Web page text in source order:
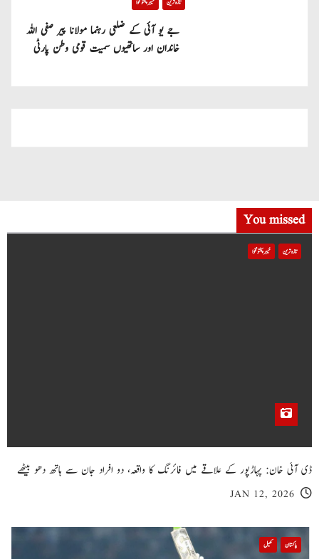
تازہ ترین خیبر پختونخوا
جے یو آئی کے ضلعی رہنما مولانا پیر صفی اللہ
خاندان اور ساتھیوں سمیت قومی وطن پارٹی
You missed
تازہ ترین خیبر پختونخوا
ڈی آئی خان: پہاڑپور کے علاقے میں فائرنگ کا واقعہ، دو افراد جان سے ہاتھ دھو بیٹھے
JAN 12, 2026
پاکستان کھیل